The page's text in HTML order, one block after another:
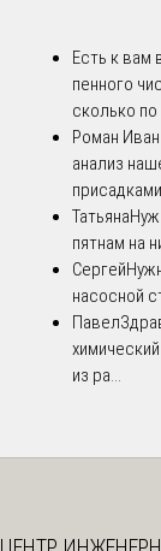
Есть к вам
пенного
сколько по
Роман
анализ
Татьяна
пятнам на
Сергей
насосной
Павел
из ра...